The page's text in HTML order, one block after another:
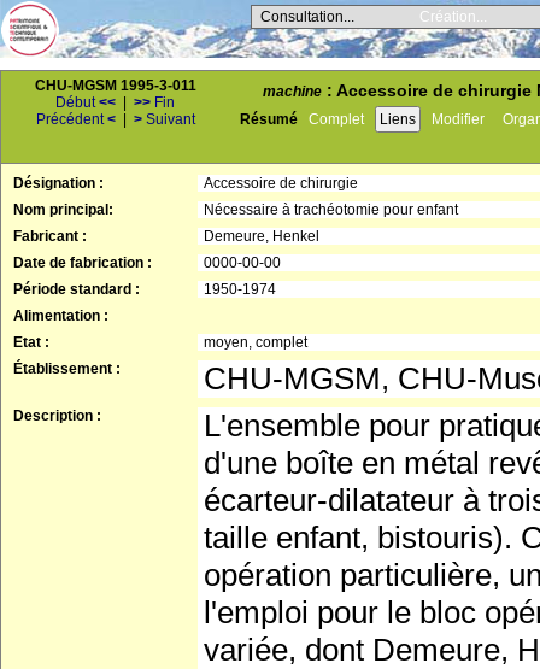
Consultation... Création...
CHU-MGSM 1995-3-011
Début<< >> Fin
Précédent< > Suivant
machine : Accessoire de chirurgie
Résumé Complet Liens Modifier
Désignation :
Accessoire de chirurgie
Nom principal:
Nécessaire à trachéotomie pour enfant
Fabricant :
Demeure, Henkel
Date de fabrication :
0000-00-00
Période standard :
1950-1974
Alimentation :
Etat :
moyen, complet
Établissement :
CHU-MGSM, CHU-
Description :
L'ensemble pour
d'une boîte en métal
écarteur-dilatateur à
taille enfant, bistouris).
opération particulière,
l'emploi pour le bloc
variée, dont Demeure,